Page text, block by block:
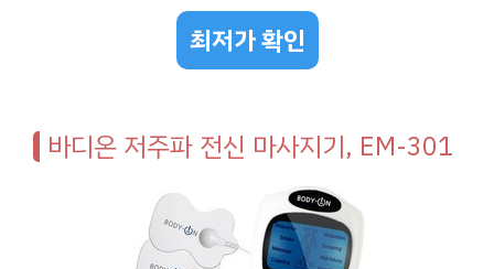
최저가 확인
바디온 저주파 전신 마사지기, EM-301